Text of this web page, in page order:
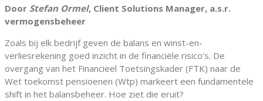
Door Stefan Ormel, Client Solutions Manager, a.s.r.
vermogensbeheer
Zoals bij elk bedrijf geven de balans en winst-en-
verliesrekening goed inzicht in de financiële risico’s. De
overgang van het Financieel Toetsingskader (FTK) naar de
Wet toekomst pensioenen (Wtp) markeert een fundamentele
shift in het balansbeheer. Hoe ziet die eruit?